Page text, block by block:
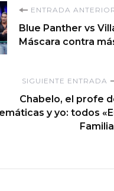
ENTRADA
Blue Panther vs
Máscara contra
SIGUIENTE ENTRADA
Chabelo, el profe
y yo: todos